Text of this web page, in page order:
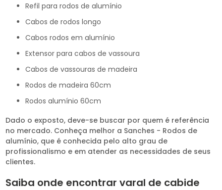
refil para rodos de alumínio
cabos de rodos longo
cabos rodos em alumínio
extensor para cabos de vassoura
cabos de vassouras de madeira
rodos de madeira 60cm
rodos alumínio 60cm
Dado o exposto, deve-se buscar por quem é referência
no mercado. Conheça melhor a Sanches - Rodos de
alumínio, que é conhecida pelo alto grau de
profissionalismo e em atender as necessidades de seus
clientes.
Saiba onde encontrar varal de cabide